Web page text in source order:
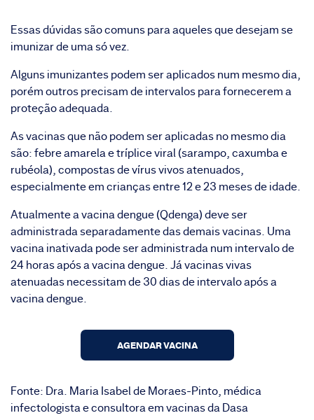
Essas dúvidas são comuns para aqueles que desejam se
imunizar de uma só vez.
Alguns imunizantes podem ser aplicados num mesmo dia,
porém outros precisam de intervalos para fornecerem a
proteção adequada.
As vacinas que não podem ser aplicadas no mesmo dia
são: febre amarela e tríplice viral (sarampo, caxumba e
rubéola), compostas de vírus vivos atenuados,
especialmente em crianças entre 12 e 23 meses de idade.
Atualmente avacina dengue(Qdenga) deve ser
administrada separadamente das demais vacinas. Uma
vacina inativada pode ser administrada num intervalo de
24 horas após a vacina dengue. Já vacinas vivas
atenuadas necessitam de 30 dias de intervalo após a
vacina dengue.
AGENDAR VACINA
Fonte: Dra. Maria Isabel de Moraes-Pinto, médica
infectologista e consultora em vacinas da Dasa